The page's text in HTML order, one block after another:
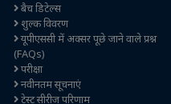
बैच डिटेल्स
शुल्क विवरण
यूपीएससी में अक्सर पूछे जाने वाले प्रश्न
(FAQs)
परीक्षा
नवीनतम सूचनाएं
टेस्ट सीरीज परिणाम